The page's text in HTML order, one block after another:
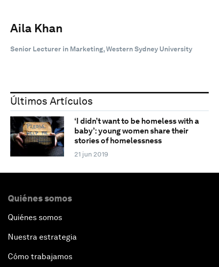
Aila Khan
Senior Lecturer in Marketing, Western Sydney University
Últimos Artículos
‘I didn’t want to be homeless with a
baby’: young women share their
stories of homelessness
21 jun 2019
Quiénes somos
Quiénes somos
Nuestra estrategia
Cómo trabajamos